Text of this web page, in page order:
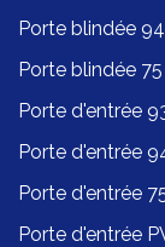
Porte blindée 94
Porte blindée 75
Porte d'entrée
Porte d'entrée
Porte d'entrée
Porte d'entrée